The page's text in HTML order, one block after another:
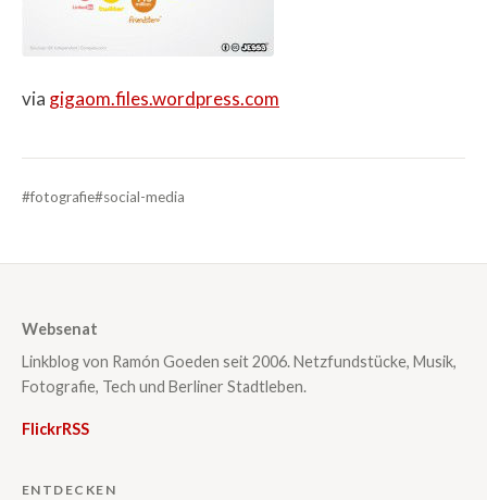
via gigaom.files.wordpress.com
#fotografie#social-media
Websenat
Linkblog von Ramón Goeden seit 2006. Netzfundstücke, Musik,
Fotografie, Tech und Berliner Stadtleben.
FlickrRSS
ENTDECKEN